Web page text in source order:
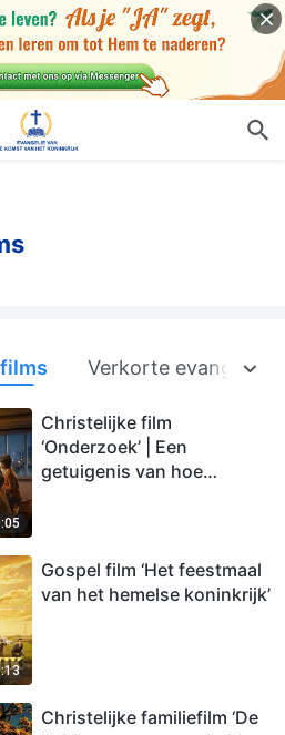
Verkorte
Christelijke film
‘Onderzoek’ | Een
getuigenis van hoe
Gospel film ‘Het feestmaal
van het hemelse koninkrijk’
Christelijke familiefilm ‘De